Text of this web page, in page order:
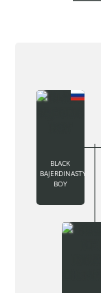
BLACK
BAJERDINASTY
BOY